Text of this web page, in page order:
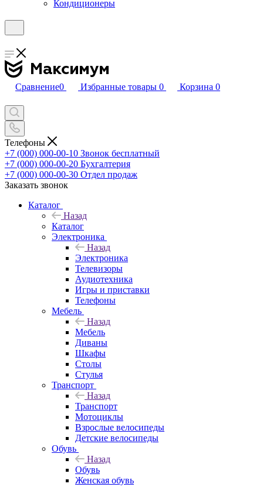
Кондиционеры
Сравнение0 Избранные товары 0 Корзина 0
Телефоны
+7 (000) 000-00-10 Звонок бесплатный
+7 (000) 000-00-20 Бухгалтерия
+7 (000) 000-00-30 Отдел продаж
Заказать звонок
Каталог
Назад
Каталог
Электроника
Назад
Электроника
Телевизоры
Аудиотехника
Игры и приставки
Телефоны
Мебель
Назад
Мебель
Диваны
Шкафы
Столы
Стулья
Транспорт
Назад
Транспорт
Мотоциклы
Взрослые велосипеды
Детские велосипеды
Обувь
Назад
Обувь
Женская обувь